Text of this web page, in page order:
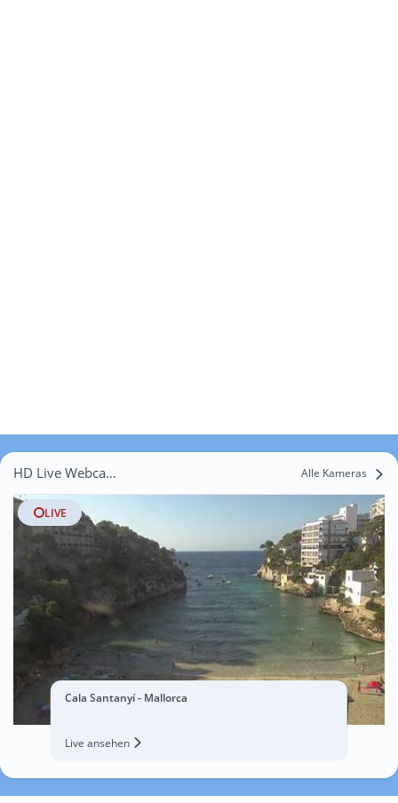
HD Live Webcams Pòrtol Alle Kameras
LIVE
Cala Santanyí - Mallorca
Live ansehen